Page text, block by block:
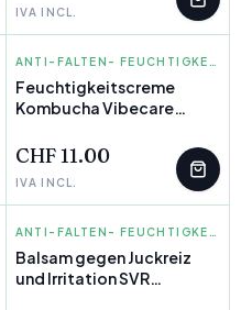
IVA INCL.
INNOVAGOODS ANTI-FALTEN- FEUCHTIGKEITS CREMES
Feuchtigkeitscreme
Kombucha Vibecare
CHF 11.00
IVA INCL.
SVR ANTI-FALTEN- FEUCHTIGKEITS CREMES
Balsam gegen Juckreiz
und Irritation SVR